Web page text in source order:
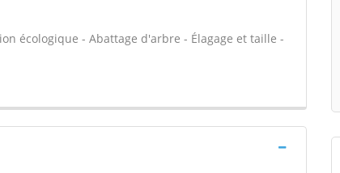
écologique - Abattage d'arbre - Élagage et taille -